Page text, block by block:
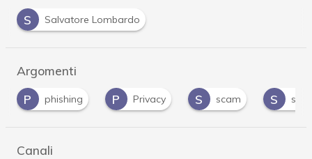
S
Salvatore Lombardo
Argomenti
P
phishing P Privacy S scam S
Canali